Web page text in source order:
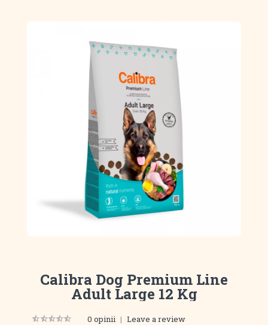
Calibra Dog Premium Line
Adult Large 12 Kg
0 opinii | Leave a review